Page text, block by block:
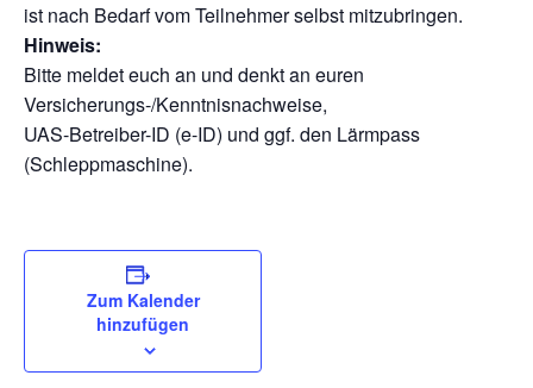
ist nach Bedarf vom Teilnehmer selbst mitzubringen.
Hinweis:
Bitte meldet euch an und denkt an euren
Versicherungs-/Kenntnisnachweise,
UAS-Betreiber-ID (e-ID) und ggf. den Lärmpass
(Schleppmaschine).
Zum Kalender
hinzufügen